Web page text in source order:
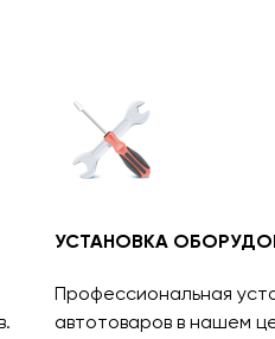
УСТАНОВКА
Профессиональная
автотоваров в нашем